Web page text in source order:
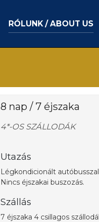
RÓLUNK / ABOUT US
8 nap / 7 éjszaka
4*-OS SZÁLLODÁK
Utazás
Légkondicionált
Nincs éjszakai buszozás.
Szállás
7 éjszaka 4 csillagos